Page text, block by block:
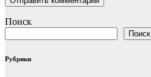
Поиск
Поиск
Рубрики